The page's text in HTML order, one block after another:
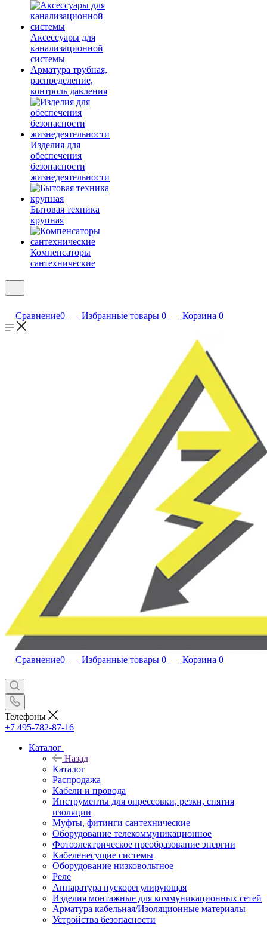
Аксессуары для
канализационной
системы
Арматура трубная,
распределение,
контроль давления
Изделия для
обеспечения
безопасности
жизнедеятельности
Бытовая техника
крупная
Компенсаторы
сантехнические
Сравнение0 Избранные товары 0 Корзина 0
Сравнение0 Избранные товары 0 Корзина 0
Телефоны
+7 495-782-87-16
Каталог
Назад
Каталог
Распродажа
Кабели и провода
Инструменты для опрессовки, резки, снятия
изоляции
Муфты, фитинги сантехнические
Оборудование телекоммуникационное
Фотоэлектрическое преобразование энергии
Кабеленесущие системы
Оборудование низковольтное
Реле
Аппаратура пускорегулирующая
Изделия монтажные для коммуникационных сетей
Арматура кабельная/Изоляционные материалы
Устройства безопасности